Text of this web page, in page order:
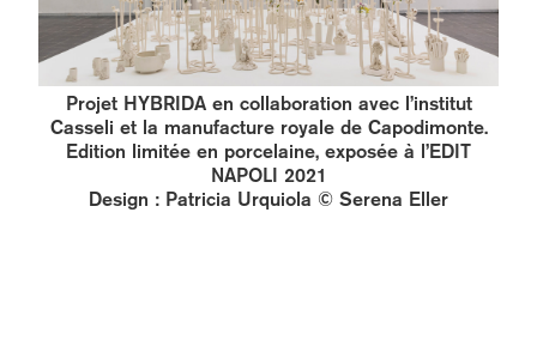
Projet HYBRIDA en collaboration avec l’institut
Casseli et la manufacture royale de Capodimonte.
Edition limitée en porcelaine, exposée à l’EDIT
NAPOLI 2021
Design : Patricia Urquiola © Serena Eller